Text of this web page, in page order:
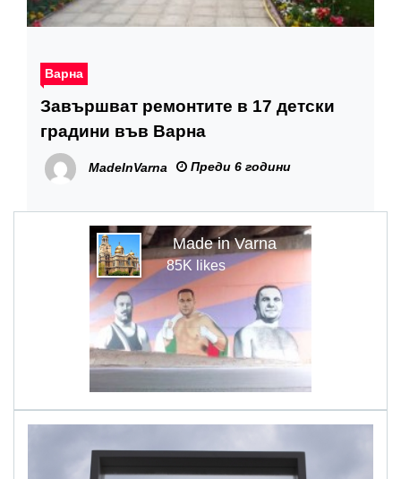
Варна
Завършват ремонтите в 17 детски
градини във Варна
MadeInVarna Преди 6 години
Made in Varna
85K likes